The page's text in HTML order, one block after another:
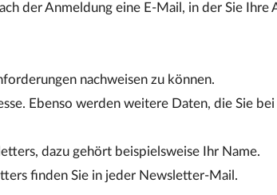
der Anmeldung eine E-Mail, in der Sie Ihre
nachweisen zu können.
Ebenso werden weitere Daten, die Sie
dazu gehört beispielsweise Ihr Name.
finden Sie in jeder Newsletter-Mail.